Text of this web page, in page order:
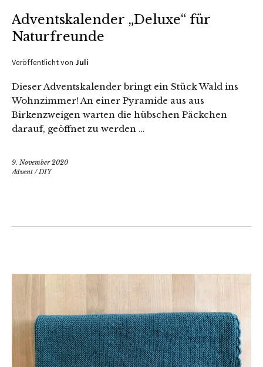
Adventskalender „Deluxe“ für
Naturfreunde
Veröffentlicht von Juli
Dieser Adventskalender bringt ein Stück Wald ins
Wohnzimmer! An einer Pyramide aus aus
Birkenzweigen warten die hübschen Päckchen
darauf, geöffnet zu werden …
9. November 2020
Advent /DIY